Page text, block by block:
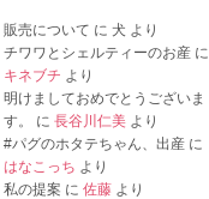
販売について に 犬 より
チワワとシェルティーのお産 に
キネブチ より
明けましておめでとうございま
す。
に 長谷川仁美 より
#パグのホタテちゃん、出産 に
はなこっち より
私の提案 に 佐藤 より